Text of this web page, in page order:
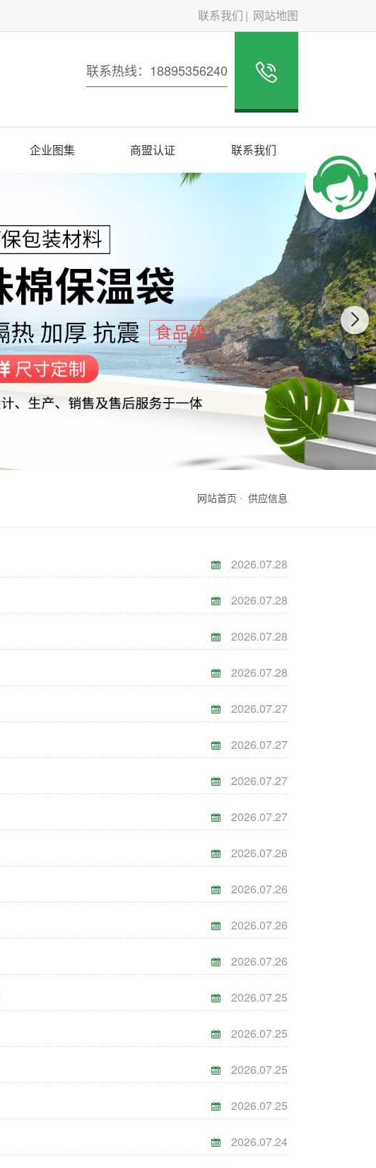
联系我们 网站地图
联系热线：18895356240
企业图集 商盟认证 联系我们
网站首页 供应信息
2026.07.28
2026.07.28
2026.07.28
2026.07.28
2026.07.27
2026.07.27
2026.07.27
2026.07.27
2026.07.26
2026.07.26
2026.07.26
2026.07.26
2026.07.25
2026.07.25
2026.07.25
2026.07.25
2026.07.24